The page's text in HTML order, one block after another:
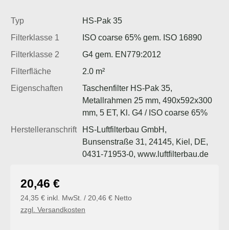
Typ
HS-Pak 35
Filterklasse 1
ISO coarse 65% gem. ISO 16890
Filterklasse 2
G4 gem. EN779:2012
Filterfläche
2.0 m²
Eigenschaften
Taschenfilter HS-Pak 35,
Metallrahmen 25 mm, 490x592x300
mm, 5 ET, Kl. G4 / ISO coarse 65%
Herstelleranschrift
HS-Luftfilterbau GmbH,
Bunsenstraße 31, 24145, Kiel, DE,
0431-71953-0, www.luftfilterbau.de
Regulärer Preis:
20,46 €
24,35 € inkl. MwSt. / 20,46 € Netto
zzgl. Versandkosten